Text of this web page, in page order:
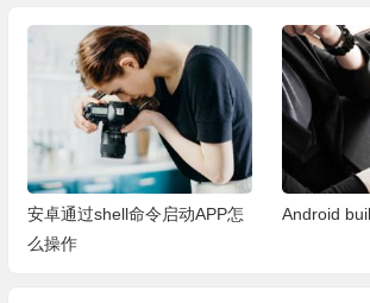
安卓通过shell命令启动APP怎
么操作
Android